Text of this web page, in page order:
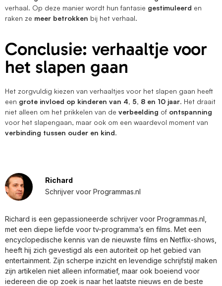
verhaal. Op deze manier wordt hun fantasie gestimuleerd en
raken ze meer betrokken bij het verhaal.
Conclusie: verhaaltje voor
het slapen gaan
Het zorgvuldig kiezen van verhaaltjes voor het slapen gaan heeft
een grote invloed op kinderen van 4, 5, 8 en 10 jaar. Het draait
niet alleen om het prikkelen van de verbeelding of ontspanning
voor het slapengaan, maar ook om een waardevol moment van
verbinding tussen ouder en kind.
Richard
Schrijver voor Programmas.nl
Richard is een gepassioneerde schrijver voor Programmas.nl,
met een diepe liefde voor tv-programma’s en films. Met een
encyclopedische kennis van de nieuwste films en Netflix-shows,
heeft hij zich gevestigd als een autoriteit op het gebied van
entertainment. Zijn scherpe inzicht en levendige schrijfstijl maken
zijn artikelen niet alleen informatief, maar ook boeiend voor
iedereen die op zoek is naar het laatste nieuws en de beste